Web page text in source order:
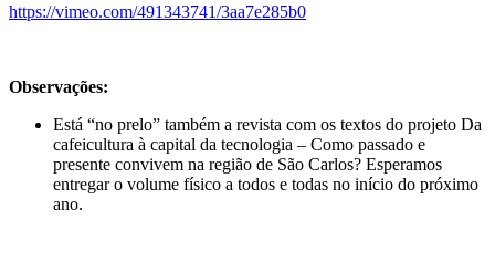
https://vimeo.com/491343741/3aa7e285b0
Observações:
Está “no prelo” também a revista com os textos do projeto Da
cafeicultura à capital da tecnologia – Como passado e
presente convivem na região de São Carlos? Esperamos
entregar o volume físico a todos e todas no início do próximo
ano.